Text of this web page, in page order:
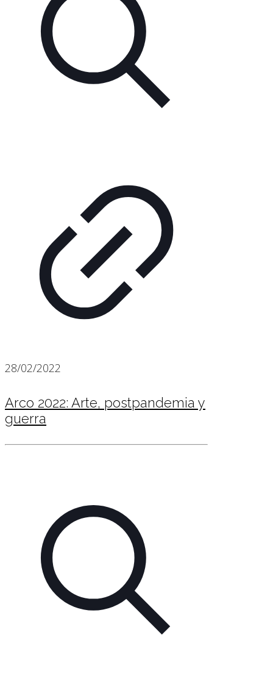
28/02/2022
Arco 2022: Arte, postpandemia y
guerra